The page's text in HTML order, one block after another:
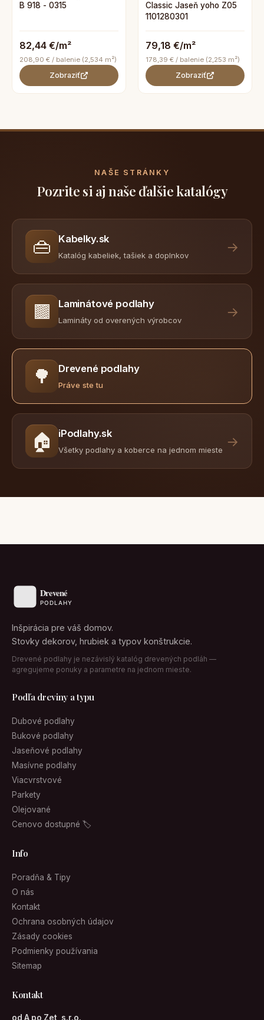
B 918 - 0315
82,44 €/m²
208,90 € / balenie (2,534 m²)
Zobraziť
Classic Jaseň yoho Z05
1101280301
79,18 €/m²
178,39 € / balenie (2,253 m²)
Zobraziť
NAŠE STRÁNKY
Pozrite si aj naše ďalšie katalógy
👜 Kabelky.sk
Katalóg kabeliek, tašiek a doplnkov
→
🟫 Laminátové podlahy
Lamináty od overených výrobcov
→
🌳 Drevené podlahy
Práve ste tu
🏠 iPodlahy.sk
Všetky podlahy a koberce na jednom mieste
→
Inšpirácia pre váš domov.
Stovky dekorov, hrubiek a typov konštrukcie.
Drevené podlahy je nezávislý katalóg drevených podláh —
agregujeme ponuky a parametre na jednom mieste.
Podľa dreviny a typu
Dubové podlahy
Bukové podlahy
Jaseňové podlahy
Masívne podlahy
Viacvrstvové
Parkety
Olejované
Cenovo dostupné 🏷
Info
Poradňa & Tipy
O nás
Kontakt
Ochrana osobných údajov
Zásady cookies
Podmienky používania
Sitemap
Kontakt
od A po Zet, s.r.o.